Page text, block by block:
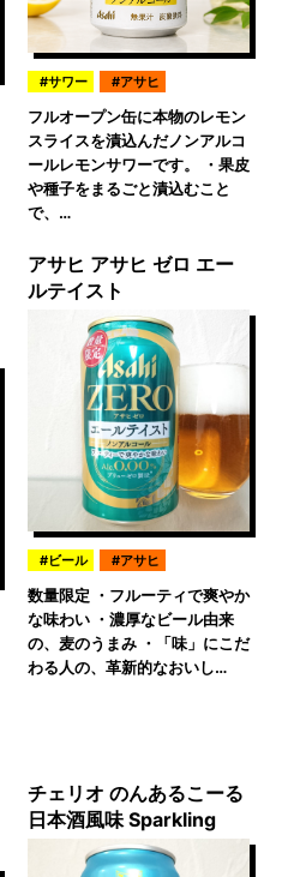
サワー アサヒ
フルオープン缶に本物のレモン
スライスを漬込んだノンアルコ
ールレモンサワーです。 ・果皮
や種子をまるごと漬込むこと
で、…
アサヒ アサヒ ゼロ エー
ルテイスト
ビール アサヒ
数量限定 ・フルーティで爽やか
な味わい ・濃厚なビール由来
の、麦のうまみ ・「味」にこだ
わる人の、革新的なおいし…
チェリオ のんあるこーる
日本酒風味 Sparkling